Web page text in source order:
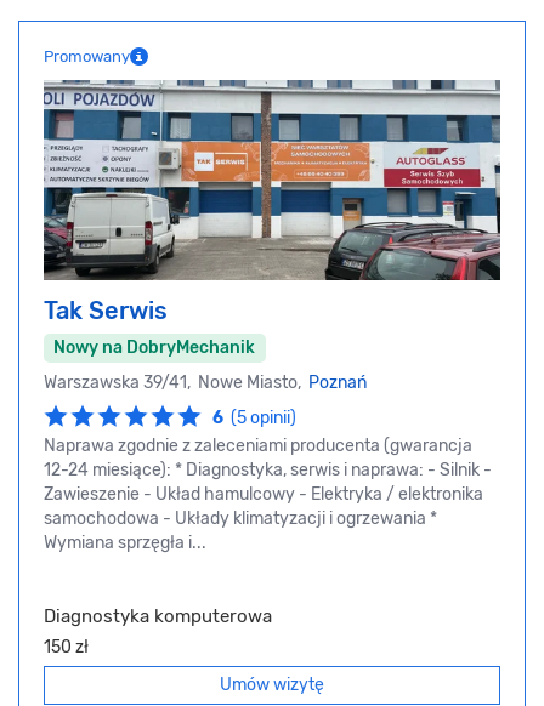
Promowany
Tak Serwis
Nowy na DobryMechanik
Warszawska 39/41, Nowe Miasto, Poznań
6 (5 opinii)
Naprawa zgodnie z zaleceniami producenta (gwarancja
12-24 miesiące): * Diagnostyka, serwis i naprawa: - Silnik -
Zawieszenie - Układ hamulcowy - Elektryka / elektronika
samochodowa - Układy klimatyzacji i ogrzewania *
Wymiana sprzęgła i...
Diagnostyka komputerowa
150 zł
Umów wizytę